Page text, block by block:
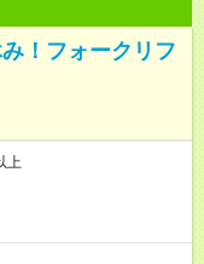
！フォークリフ
上